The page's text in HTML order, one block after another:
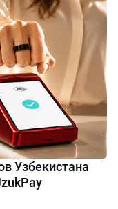
Узбекистана